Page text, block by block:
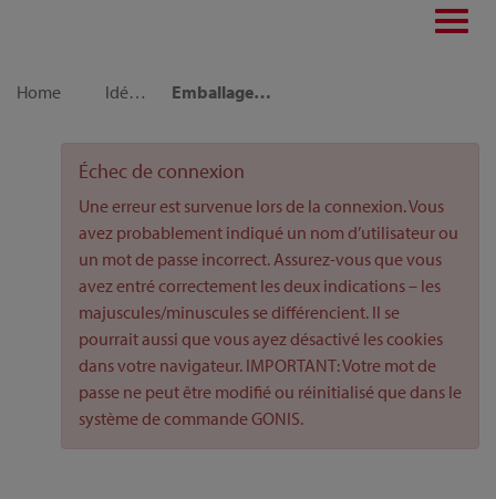
Home
Idées déco Emballage cadeau Upcycling avec Highlights scintillants
Échec de connexion
Une erreur est survenue lors de la connexion. Vous
avez probablement indiqué un nom d’utilisateur ou
un mot de passe incorrect. Assurez-vous que vous
avez entré correctement les deux indications – les
majuscules/minuscules se différencient. Il se
pourrait aussi que vous ayez désactivé les cookies
dans votre navigateur. IMPORTANT: Votre mot de
passe ne peut être modifié ou réinitialisé que dans le
système de commande GONIS.